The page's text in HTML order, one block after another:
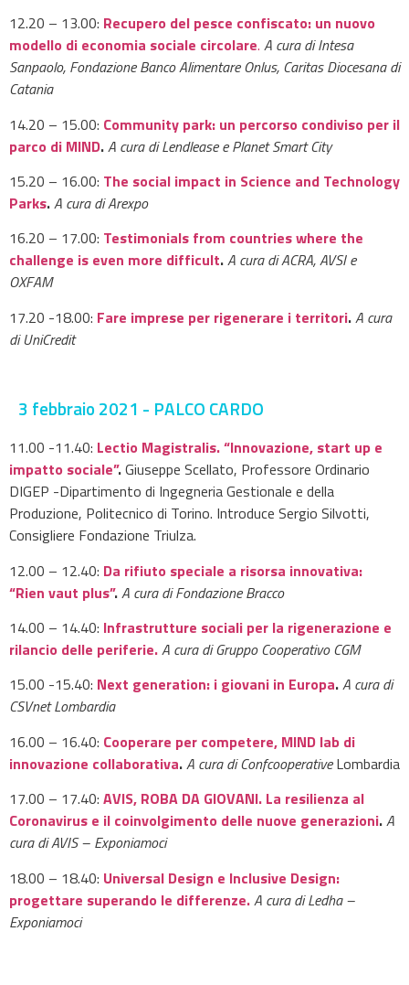
12.20 – 13.00: Recupero del pesce confiscato: un nuovo
modello di economia sociale circolare. A cura di Intesa
Sanpaolo, Fondazione Banco Alimentare Onlus, Caritas Diocesana di
Catania
14.20 – 15.00: Community park: un percorso condiviso per il
parco di MIND.A cura di Lendlease e Planet Smart City
15.20 – 16.00: The social impact in Science and Technology
Parks.A cura di Arexpo
16.20 – 17.00: Testimonials from countries where the
challenge is even more difficult.A cura di ACRA, AVSI e
OXFAM
17.20 -18.00: Fare imprese per rigenerare i territori.A cura
di UniCredit
3 febbraio 2021 - PALCO CARDO
11.00 -11.40: Lectio Magistralis. “Innovazione, start up e
impatto sociale”.Giuseppe Scellato, Professore Ordinario
DIGEP -Dipartimento di Ingegneria Gestionale e della
Produzione, Politecnico di Torino. Introduce Sergio Silvotti,
Consigliere Fondazione Triulza.
12.00 – 12.40: Da rifiuto speciale a risorsa innovativa:
“Rien vaut plus”.A cura di Fondazione Bracco
14.00 – 14.40: Infrastrutture sociali per la rigenerazione e
rilancio delle periferie.A cura di Gruppo Cooperativo CGM
15.00 -15.40: Next generation: i giovani in Europa.A cura di
CSVnet Lombardia
16.00 – 16.40: Cooperare per competere, MIND lab di
innovazione collaborativa.A cura di ConfcooperativeLombardia
17.00 – 17.40: AVIS, ROBA DA GIOVANI. La resilienza al
Coronavirus e il coinvolgimento delle nuove generazioni.A
cura di AVIS – Exponiamoci
18.00 – 18.40: Universal Design e Inclusive Design:
progettare superando le differenze.A cura di Ledha –
Exponiamoci